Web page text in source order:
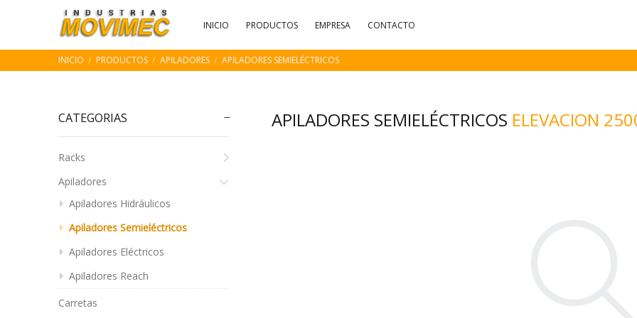
INICIO PRODUCTOS EMPRESA CONTACTO
INICIO PRODUCTOS APILADORES APILADORES SEMIELÉCTRICOS
CATEGORIAS
Racks
Apiladores
Apiladores Hidráulicos
Apiladores Semieléctricos
Apiladores Eléctricos
Apiladores Reach
Carretas
APILADORES SEMIELÉCTRICOS ELEVACION